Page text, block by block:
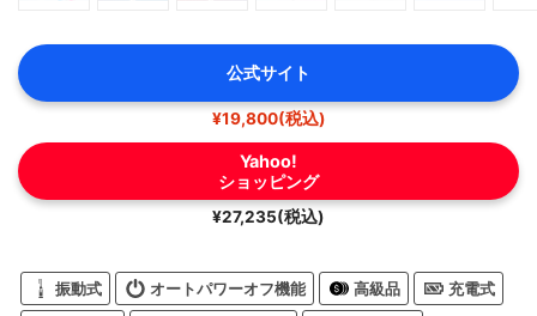
公式サイト
¥19,800(税込)
Yahoo!
ショッピング
¥27,235(税込)
振動式 オートパワーオフ機能 高級品 充電式